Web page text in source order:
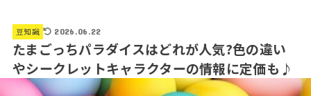
豆知識 2026.06.22
たまごっちパラダイスはどれが人気?色の違い
やシークレットキャラクターの情報に定価も♪